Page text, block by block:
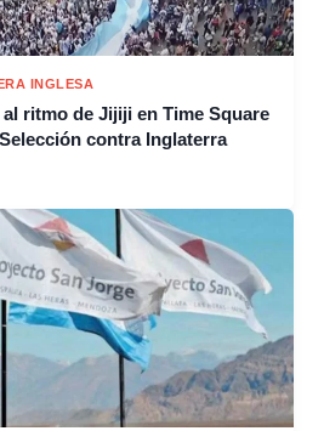
INGLESA
ritmo de Jijiji en Time Square
contra Inglaterra